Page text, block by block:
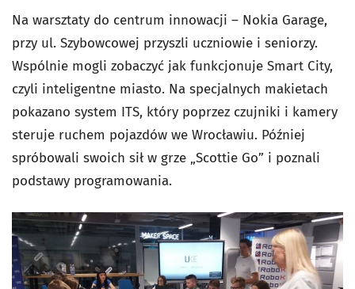
Na warsztaty do centrum innowacji – Nokia Garage,
przy ul. Szybowcowej przyszli uczniowie i seniorzy.
Wspólnie mogli zobaczyć jak funkcjonuje Smart City,
czyli inteligentne miasto. Na specjalnych makietach
pokazano system ITS, który poprzez czujniki i kamery
steruje ruchem pojazdów we Wrocławiu. Później
spróbowali swoich sił w grze „Scottie Go” i poznali
podstawy programowania.